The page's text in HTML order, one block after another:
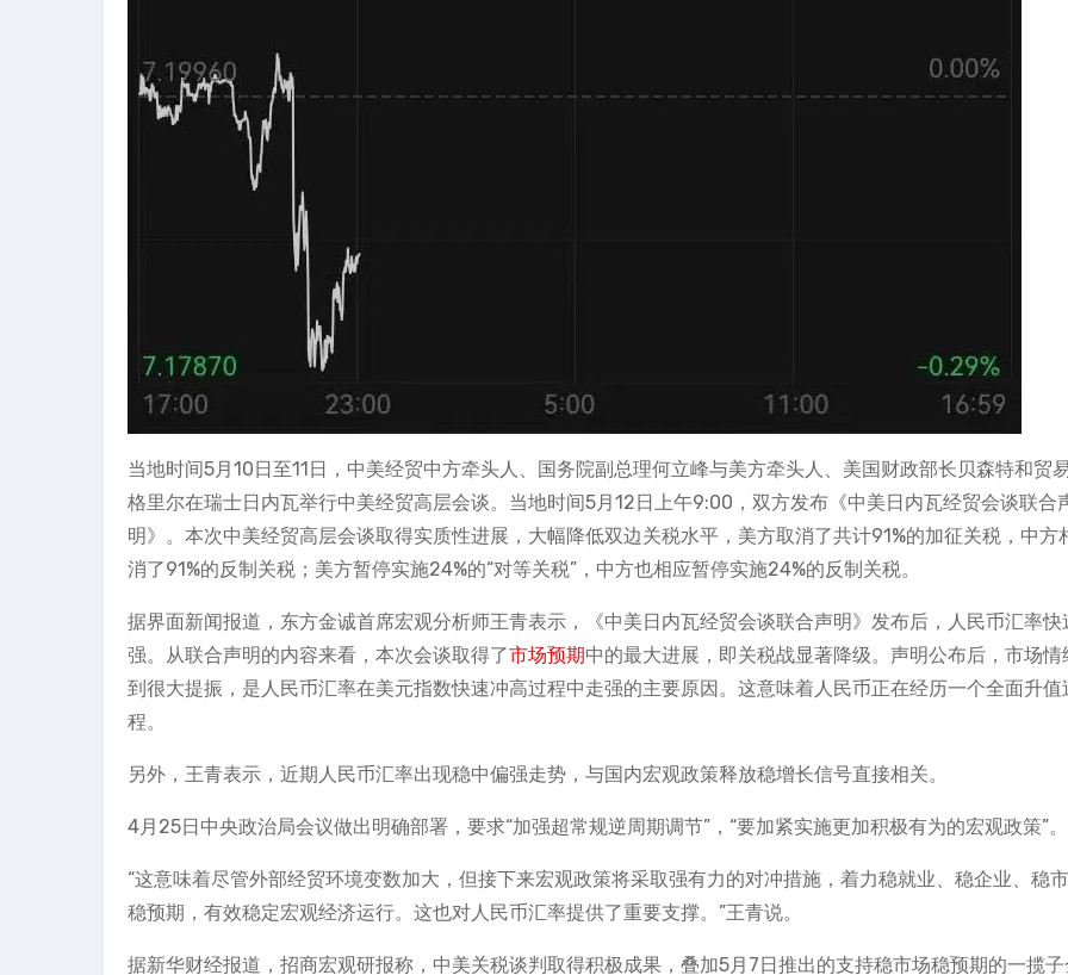
当地时间5月10日至11日，中美经贸中方牵头人、国务院副总理何立峰与美方牵头人、美国财政部长贝森特和贸
格里尔在瑞士日内瓦举行中美经贸高层会谈。当地时间5月12日上午9:00，双方发布《中美日内瓦经贸会谈联合
明》。本次中美经贸高层会谈取得实质性进展，大幅降低双边关税水平，美方取消了共计91%的加征关税，中方
消了91%的反制关税；美方暂停实施24%的“对等关税”，中方也相应暂停实施24%的反制关税。
据界面新闻报道，东方金诚首席宏观分析师王青表示，《中美日内瓦经贸会谈联合声明》发布后，人民币汇率快
强。从联合声明的内容来看，本次会谈取得了市场预期中的最大进展，即关税战显著降级。声明公布后，市场情
到很大提振，是人民币汇率在美元指数快速冲高过程中走强的主要原因。这意味着人民币正在经历一个全面升值
程。
另外，王青表示，近期人民币汇率出现稳中偏强走势，与国内宏观政策释放稳增长信号直接相关。
4月25日中央政治局会议做出明确部署，要求“加强超常规逆周期调节”，“要加紧实施更加积极有为的宏观政策”。
“这意味着尽管外部经贸环境变数加大，但接下来宏观政策将采取强有力的对冲措施，着力稳就业、稳企业、稳
稳预期，有效稳定宏观经济运行。这也对人民币汇率提供了重要支撑。”王青说。
据新华财经报道，招商宏观研报称，中美关税谈判取得积极成果，叠加5月7日推出的支持稳市场稳预期的一揽